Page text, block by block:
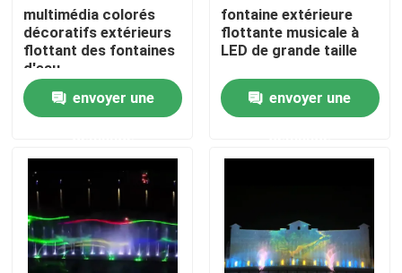
Aperçu
Produits
multimédia colorés
décoratifs extérieurs
flottant des fontaines
d'eau
envoyer une
fontaine extérieure
flottante musicale à
LED de grande taille
envoyer une